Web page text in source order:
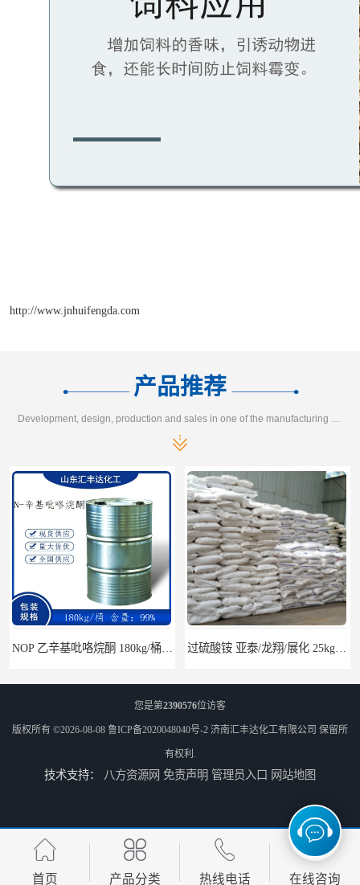
http://www.jnhuifengda.com
产品推荐
山东桶装氯苯 230kg/桶 全国发货108-90-7
您是第2390576位访客
版权所有 ©2026-08-08 鲁ICP备2020048040号-2 济南汇丰达化工有限公司 保留所
有权利.
技术支持： 八方资源网 免责声明 管理员入口 网站地图
首页 产品分类 热线电话 在线咨询